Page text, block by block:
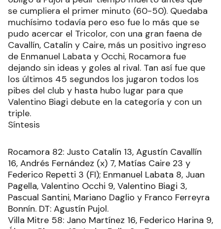
se cumpliera el primer minuto (60-50). Quedaba
muchísimo todavía pero eso fue lo más que se
pudo acercar el Tricolor, con una gran faena de
Cavallín, Catalín y Caire, más un positivo ingreso
de Enmanuel Labata y Occhi, Rocamora fue
dejando sin ideas y goles al rival. Tan así fue que
los últimos 45 segundos los jugaron todos los
pibes del club y hasta hubo lugar para que
Valentino Biagi debute en la categoría y con un
triple.
Síntesis
Rocamora 82: Justo Catalín 13, Agustín Cavallín
16, Andrés Fernández (x) 7, Matías Caire 23 y
Federico Repetti 3 (FI); Enmanuel Labata 8, Juan
Pagella, Valentino Occhi 9, Valentino Biagi 3,
Pascual Santini, Mariano Daglio y Franco Ferreyra
Bonnín. DT: Agustín Pujol.
Villa Mitre 58: Jano Martínez 16, Federico Harina 9,